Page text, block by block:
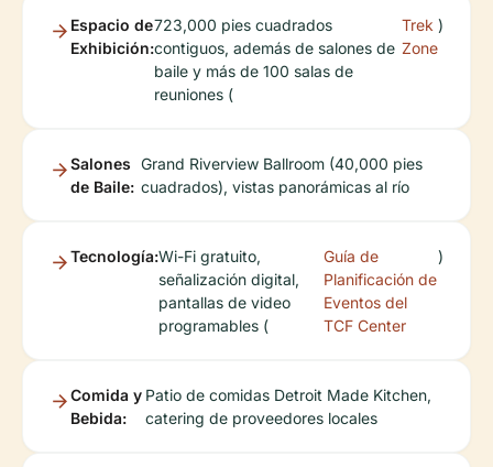
Espacio de
Exhibición:
723,000 pies cuadrados
contiguos, además de salones de
baile y más de 100 salas de
reuniones (
Trek
Zone
)
Salones
de Baile:
Grand Riverview Ballroom (40,000 pies
cuadrados), vistas panorámicas al río
Tecnología:Wi-Fi gratuito,
señalización digital,
pantallas de video
programables (
Guía de
Planificación de
Eventos del
TCF Center
)
Comida y
Bebida:
Patio de comidas Detroit Made Kitchen,
catering de proveedores locales